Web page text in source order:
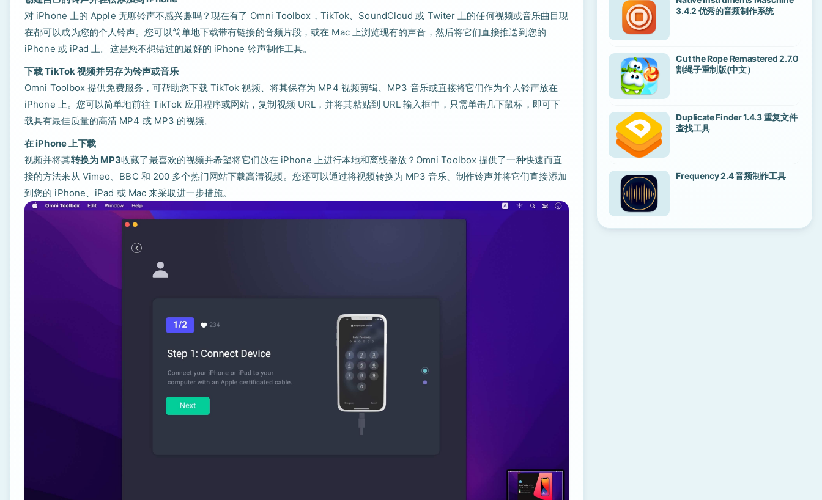
对 iPhone 上的 Apple 无聊铃声不感兴趣吗？现在有了 Omni Toolbox，TikTok、SoundCloud 或 Twiter 上的任何视频或音乐曲目现
在都可以成为您的个人铃声。您可以简单地下载带有链接的音频片段，或在 Mac 上浏览现有的声音，然后将它们直接推送到您的
iPhone 或 iPad 上。这是您不想错过的最好的 iPhone 铃声制作工具。
下载 TikTok 视频并另存为铃声或音乐
Omni Toolbox 提供免费服务，可帮助您下载 TikTok 视频、将其保存为 MP4 视频剪辑、MP3 音乐或直接将它们作为个人铃声放在
iPhone 上。您可以简单地前往 TikTok 应用程序或网站，复制视频 URL，并将其粘贴到 URL 输入框中，只需单击几下鼠标，即可下
载具有最佳质量的高清 MP4 或 MP3 的视频。
在 iPhone 上下载
视频并将其转换为 MP3收藏了最喜欢的视频并希望将它们放在 iPhone 上进行本地和离线播放？Omni Toolbox 提供了一种快速而直
接的方法来从 Vimeo、BBC 和 200 多个热门网站下载高清视频。您还可以通过将视频转换为 MP3 音乐、制作铃声并将它们直接添加
到您的 iPhone、iPad 或 Mac 来采取进一步措施。
3.4.2 优秀的音频制作系统
Cut the Rope Remastered 2.7.0
割绳子重制版(中文）
Duplicate Finder 1.4.3 重复文件
查找工具
Frequency 2.4 音频制作工具